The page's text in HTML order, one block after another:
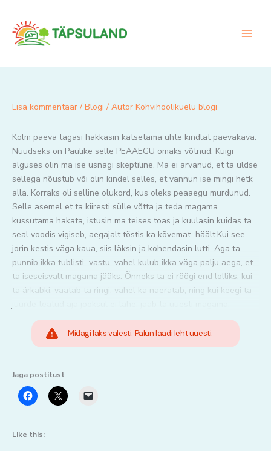
content
Lisa kommentaar / Blogi / Autor Kohvihoolikuelu blogi
Kolm päeva tagasi hakkasin katsetama ühte kindlat päevakava.
Nüüdseks on Paulike selle PEAAEGU omaks võtnud. Kuigi
alguses olin ma ise üsnagi skeptiline. Ma ei arvanud, et ta üldse
sellega nõustub või olin kindel selles, et vannun ise mingi hetk
alla. Korraks oli selline olukord, kus oleks peaaegu murdunud.
Selle asemel et ta kiiresti sülle võtta ja teda magama
kussutama hakata, istusin ma teises toas ja kuulasin kuidas ta
seal voodis vigiseb, aegajalt tõstis ka kõvemat häält.Kui see
jorin kestis väga kaua, siis läksin ja kohendasin lutti. Aga ta
punnib ikka tublisti vastu, vahel kulub ikka väga palju aega, et
ta iseseisvalt magama jääks. Õnneks ta ei röögi end lolliks, kui
ta ärkabki, vaatab ta ringi, vahel ka naeratab, ning kui keegi ta
Midagi läks valesti. Palun laadi leht uuesti.
Jaga postitust
Like this: